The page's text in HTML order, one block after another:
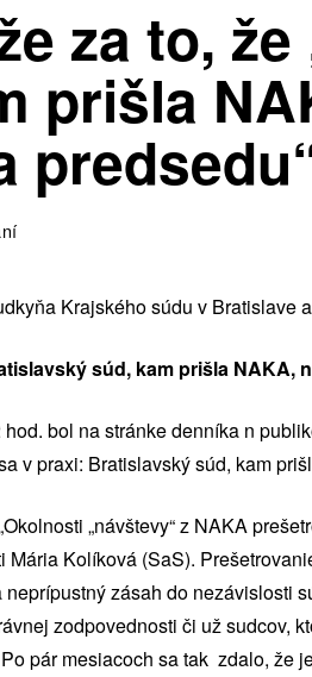
za to,
prišla
Krajského súdu v Bratislave
súd, kam prišla NAKA,
bol na stránke denníka n
v praxi: Bratislavský súd, kam
„návštevy“ z NAKA
Mária Kolíková (SaS).
neprípustný zásah do nezávislosti
zodpovednosti či už sudcov,
pár mesiacoch sa tak zdalo, že